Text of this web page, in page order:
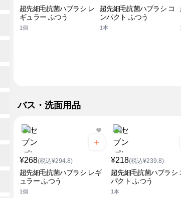
超先細毛抗菌ハブラシ レ
ギュラー ふつう
1個
超先細毛抗菌ハブラシ コ
ンパクト ふつう
1本
バス・洗面用品
¥268(税込¥294.8)
超先細毛抗菌ハブラシ レギ
ュラー ふつう
1個
¥218(税込¥239.8)
超先細毛抗菌ハブラシ
パクト ふつう
1本